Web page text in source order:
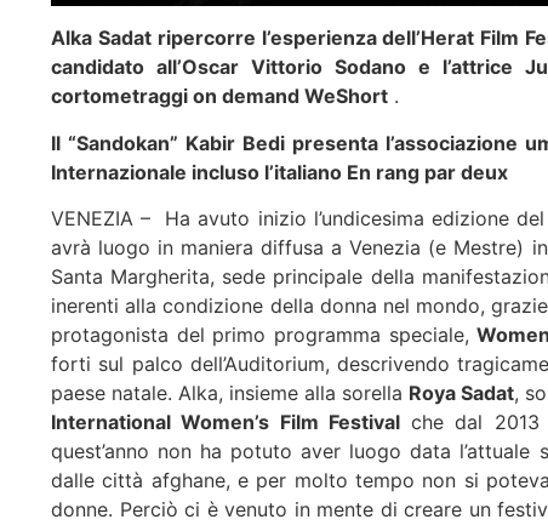
Alka Sadat ripercorre l’esperienza dell’Herat Film
candidato all’Oscar Vittorio Sodano e l’attrice
cortometraggi on demand WeShort .
Il “Sandokan” Kabir Bedi presenta l’associazione
Internazionale incluso l’italiano En rang par deux
VENEZIA –
Ha avuto inizio l’undicesima edizione del
avrà luogo in maniera diffusa a Venezia (e Mestre)
Santa Margherita, sede principale della
inerenti alla condizione della donna nel mondo,
protagonista del primo programma speciale,
forti sul palco dell’Auditorium, descrivendo
paese natale. Alka, insieme alla sorella Roya Sadat,
International Women’s Film Festivalche dal 2013
quest’anno non ha potuto aver luogo data
dalle città afghane, e per molto tempo non si
donne. Perciò ci è venuto in mente di creare un